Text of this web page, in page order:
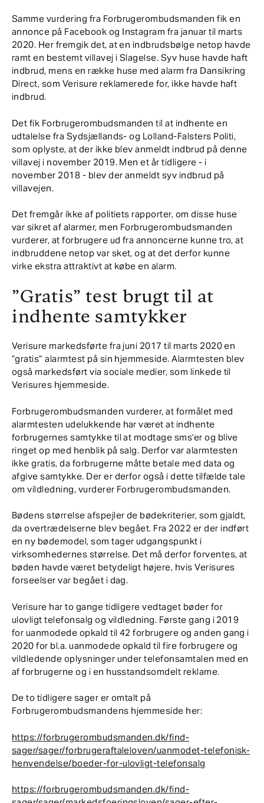
Samme vurdering fra Forbrugerombudsmanden fik en
annonce på Facebook og Instagram fra januar til marts
2020. Her fremgik det, at en indbrudsbølge netop havde
ramt en bestemt villavej i Slagelse. Syv huse havde haft
indbrud, mens en række huse med alarm fra Dansikring
Direct, som Verisure reklamerede for, ikke havde haft
indbrud.
Det fik Forbrugerombudsmanden til at indhente en
udtalelse fra Sydsjællands- og Lolland-Falsters Politi,
som oplyste, at der ikke blev anmeldt indbrud på denne
villavej i november 2019. Men et år tidligere - i
november 2018 - blev der anmeldt syv indbrud på
villavejen.
Det fremgår ikke af politiets rapporter, om disse huse
var sikret af alarmer, men Forbrugerombudsmanden
vurderer, at forbrugere ud fra annoncerne kunne tro, at
indbruddene netop var sket, og at det derfor kunne
virke ekstra attraktivt at købe en alarm.
”Gratis” test brugt til at
indhente samtykker
Verisure markedsførte fra juni 2017 til marts 2020 en
”gratis” alarmtest på sin hjemmeside. Alarmtesten blev
også markedsført via sociale medier, som linkede til
Verisures hjemmeside.
Forbrugerombudsmanden vurderer, at formålet med
alarmtesten udelukkende har været at indhente
forbrugernes samtykke til at modtage sms’er og blive
ringet op med henblik på salg. Derfor var alarmtesten
ikke gratis, da forbrugerne måtte betale med data og
afgive samtykke. Der er derfor også i dette tilfælde tale
om vildledning, vurderer Forbrugerombudsmanden.
Bødens størrelse afspejler de bødekriterier, som gjaldt,
da overtrædelserne blev begået. Fra 2022 er der indført
en ny bødemodel, som tager udgangspunkt i
virksomhedernes størrelse. Det må derfor forventes, at
bøden havde været betydeligt højere, hvis Verisures
forseelser var begået i dag.
Verisure har to gange tidligere vedtaget bøder for
ulovligt telefonsalg og vildledning. Første gang i 2019
for uanmodede opkald til 42 forbrugere og anden gang i
2020 for bl.a. uanmodede opkald til fire forbrugere og
vildledende oplysninger under telefonsamtalen med en
af forbrugerne og i en husstandsomdelt reklame.
De to tidligere sager er omtalt på
Forbrugerombudsmandens hjemmeside her:
https://forbrugerombudsmanden.dk/find-
sager/sager/forbrugeraftaleloven/uanmodet-telefonisk-
henvendelse/boeder-for-ulovligt-telefonsalg
https://forbrugerombudsmanden.dk/find-